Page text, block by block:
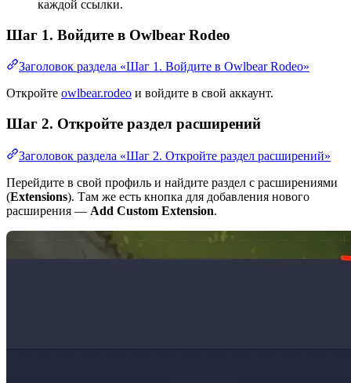
каждой ссылки.
Шаг 1. Войдите в Owlbear Rodeo
Заголовок раздела «Шаг 1. Войдите в Owlbear Rodeo»
Откройте owlbear.rodeo и войдите в свой аккаунт.
Шаг 2. Откройте раздел расширений
Заголовок раздела «Шаг 2. Откройте раздел расширений»
Перейдите в свой профиль и найдите раздел с расширениями
(Extensions). Там же есть кнопка для добавления нового
расширения — Add Custom Extension.